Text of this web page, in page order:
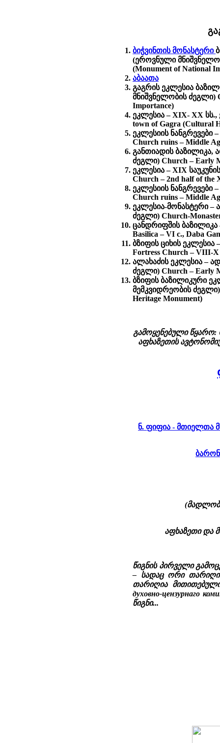
ბიჭვინთის მონასტერი
(ეროვნული
(Monument of National
აბაათა
გაგრის ეკლესია
მნიშვნელობის ძეგლი)
Importance)
ეკლესია – XIX- XX
town of Gagra (Cultural
ეკლესიის ნანგრევები
Church ruins – Middle
განთიადის ბაზილიკა,
ძეგლი) Church – Early
ეკლესია – XIX
Church – 2nd half of the
ეკლესიის ნანგრევები
Church ruins – Middle
ეკლესია-მონასტერი –
ძეგლი) Church-
ცანდრიფშის
Basilica – VI c., Daba
ბზიფის ციხის
Fortress Church – VIII-X
ალახაძის ეკლესია –
ძეგლი) Church – Early
ბზიფის ბაზილიკური
მემკვიდრეობის ძეგლი)
Heritage Monument)
გამოყენებული წყარო:
აფხაზეთის
ნ. ფიფია - მთიელთა
აფხაზეთი და
წიგნის პირველი
– სადაც ორი
თარიღია
духовно-цензурнаго
წიგნი...